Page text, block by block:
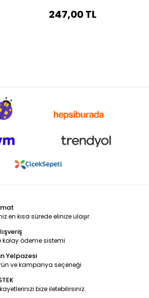
247,00 TL
en kısa sürede elinize ulaşır.
kolay ödeme sistemi
Yelpazesi
ve kampanya seçeneği
bize iletebilirsiniz.